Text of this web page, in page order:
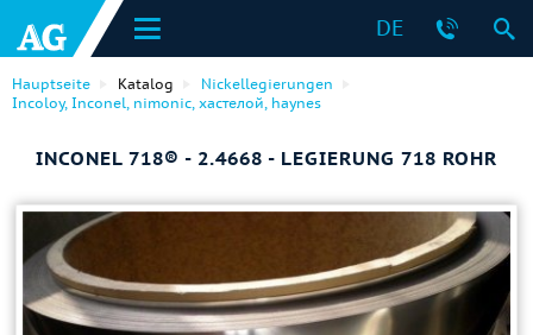
DE
Hauptseite Katalog
Nickellegierungen
Incoloy, Inconel, nimonic, хастелой, haynes
INCONEL 718® - 2.4668 - LEGIERUNG 718 ROHR